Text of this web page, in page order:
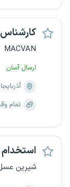
MACVAN
ارسال آسان
تمام
استخدام ۴ عنوان شغلی
شیرین